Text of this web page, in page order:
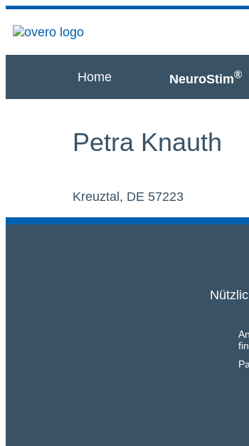
Home NeuroStim®
Petra Knauth
Kreuztal, DE 57223